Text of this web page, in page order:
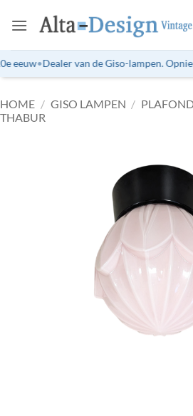
naar
eeuw•Dealer van de Giso-lampen.
HOME / GISO LAMPEN /
THABUR